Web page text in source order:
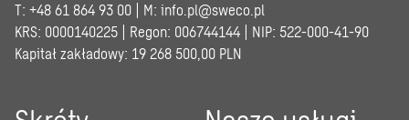
T: +48 61 864 93 00 | M: info.pl@sweco.pl
KRS: 0000140225 | Regon: 006744144 | NIP: 522-000-41-90
Kapitał zakładowy: 19 268 500,00 PLN